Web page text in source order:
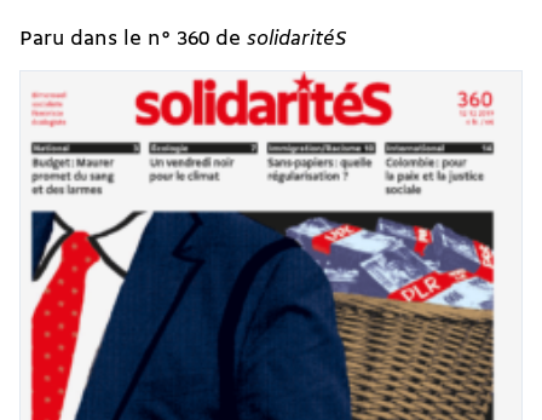
Paru dans le n° 360 de solidaritéS